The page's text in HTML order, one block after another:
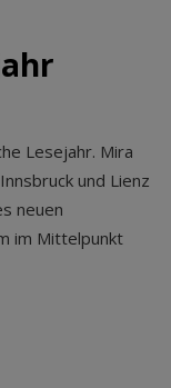
Lesejahr. Mira
und Lienz
neuen
im Mittelpunkt